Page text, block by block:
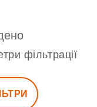
фільтрації